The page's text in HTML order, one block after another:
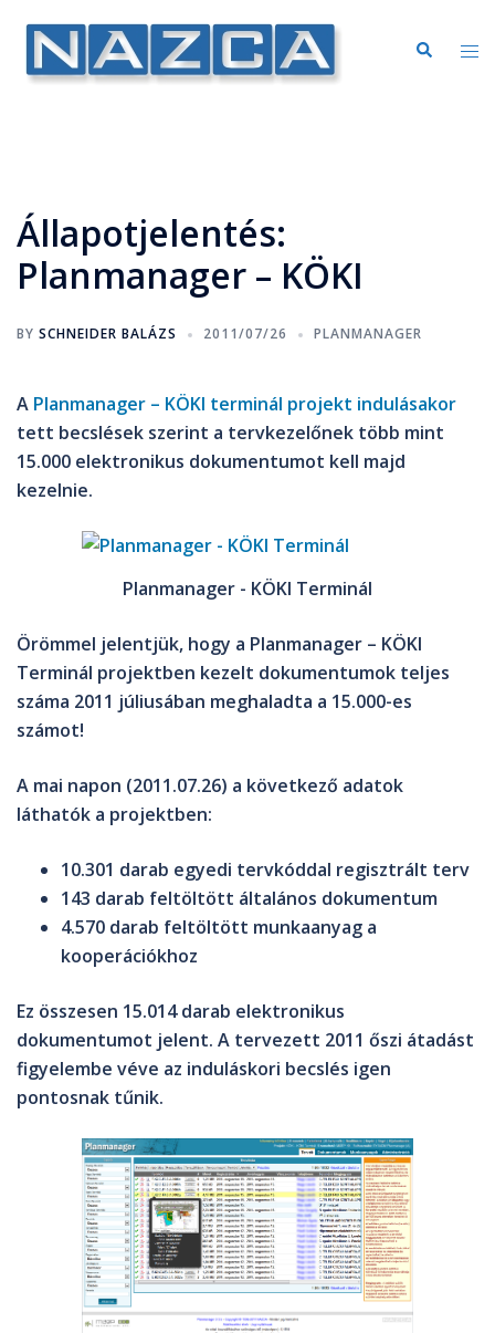
Állapotjelentés:
Planmanager – KÖKI
BY SCHNEIDER BALÁZS 2011/07/26 PLANMANAGER
A Planmanager – KÖKI terminál projekt indulásakor
tett becslések szerint a tervkezelőnek több mint
15.000 elektronikus dokumentumot kell majd
kezelnie.
Planmanager - KÖKI Terminál
Örömmel jelentjük, hogy a Planmanager – KÖKI
Terminál projektben kezelt dokumentumok teljes
száma 2011 júliusában meghaladta a 15.000-es
számot!
A mai napon (2011.07.26) a következő adatok
láthatók a projektben:
10.301 darab egyedi tervkóddal regisztrált terv
143 darab feltöltött általános dokumentum
4.570 darab feltöltött munkaanyag a
kooperációkhoz
Ez összesen 15.014 darab elektronikus
dokumentumot jelent. A tervezett 2011 őszi átadást
figyelembe véve az induláskori becslés igen
pontosnak tűnik.